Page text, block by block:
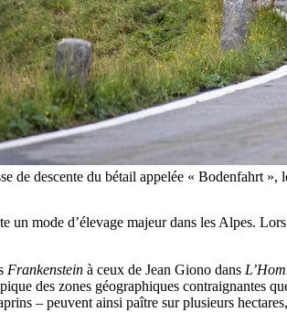
de descente du bétail appelée « Bodenfahrt
un mode d’élevage majeur dans les Alpes.
Frankenstein à ceux de Jean Giono dans
des zones géographiques contraignantes
– peuvent ainsi paître sur plusieurs